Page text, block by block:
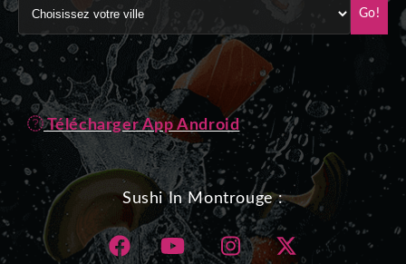
Go!
Télécharger App Android
Sushi In Montrouge :